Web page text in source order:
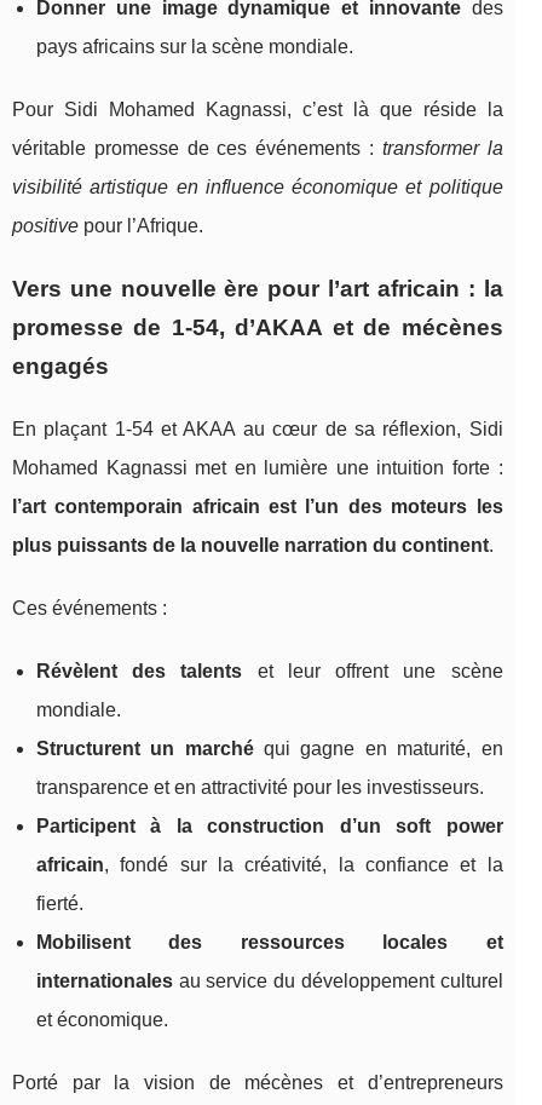
Donner une image dynamique et innovantedes
pays africains sur la scène mondiale.
Pour Sidi Mohamed Kagnassi, c’est là que réside la
véritable promesse de ces événements : transformer la
visibilité artistique en influence économique et politique
positive pour l’Afrique.
Vers une nouvelle ère pour l’art africain : la
promesse de 1‑54, d’AKAA et de mécènes
engagés
En plaçant 1‑54 et AKAA au cœur de sa réflexion, Sidi
Mohamed Kagnassi met en lumière une intuition forte :
l’art contemporain africain est l’un des moteurs les
plus puissants de la nouvelle narration du continent.
Ces événements :
Révèlent des talents et leur offrent une scène
mondiale.
Structurent un marchéqui gagne en maturité, en
transparence et en attractivité pour les investisseurs.
Participent à la construction d’un soft power
africain, fondé sur la créativité, la confiance et la
fierté.
Mobilisent des ressources locales et
internationales au service du développement culturel
et économique.
Porté par la vision de mécènes et d’entrepreneurs